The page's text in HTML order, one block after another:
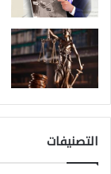
التصنيفات